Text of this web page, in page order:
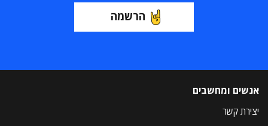
הרשמה
אנשים ומחשבים
יצירת קשר